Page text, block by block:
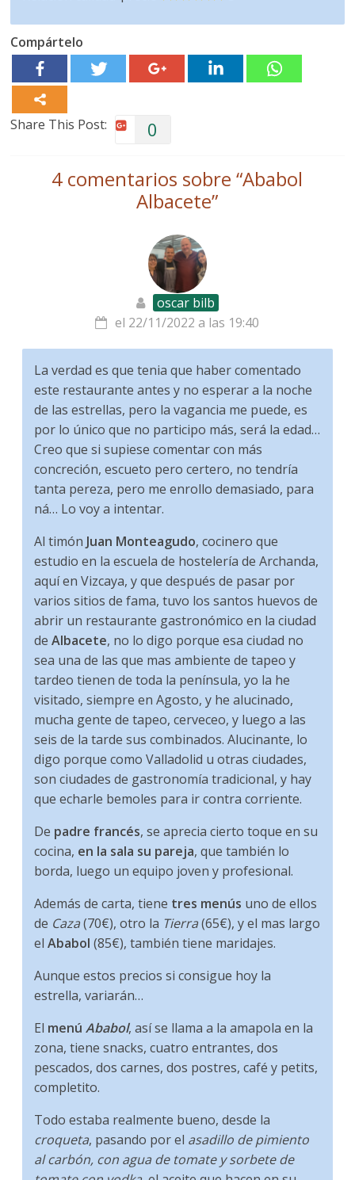
Compártelo
Share This Post: 0
4 comentarios sobre “Ababol
Albacete”
oscar bilb
el 22/11/2022 a las 19:40
La verdad es que tenia que haber comentado
este restaurante antes y no esperar a la noche
de las estrellas, pero la vagancia me puede, es
por lo único que no participo más, será la edad…
Creo que si supiese comentar con más
concreción, escueto pero certero, no tendría
tanta pereza, pero me enrollo demasiado, para
ná… Lo voy a intentar.
Al timónJuan Monteagudo, cocinero que
estudio en la escuela de hostelería de Archanda,
aquí en Vizcaya, y que después de pasar por
varios sitios de fama, tuvo los santos huevos de
abrir un restaurante gastronómico en la ciudad
deAlbacete, no lo digo porque esa ciudad no
sea una de las que mas ambiente de tapeo y
tardeo tienen de toda la península, yo la he
visitado, siempre en Agosto, y he alucinado,
mucha gente de tapeo, cerveceo, y luego a las
seis de la tarde sus combinados. Alucinante, lo
digo porque como Valladolid u otras ciudades,
son ciudades de gastronomía tradicional, y hay
que echarle bemoles para ir contra corriente.
De padre francés, se aprecia cierto toque en su
cocina, en la sala su pareja, que también lo
borda, luego un equipo joven y profesional.
Además de carta, tiene tres menús uno de ellos
de Caza(70€), otro la Tierra(65€), y el mas largo
elAbabol (85€), también tiene maridajes.
Aunque estos precios si consigue hoy la
estrella, variarán…
El menúAbabol, así se llama a la amapola en la
zona, tiene snacks, cuatro entrantes, dos
pescados, dos carnes, dos postres, café y petits,
completito.
Todo estaba realmente bueno, desde la
croqueta, pasando por el asadillo de pimiento
al carbón, con agua de tomate y sorbete de